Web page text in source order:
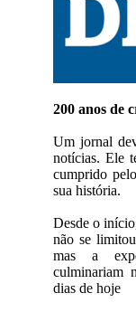
200 anos de
Um jornal
notícias. Ele
cumprido
sua história.
Desde o
não se
mas a
culminariam
dias de hoje